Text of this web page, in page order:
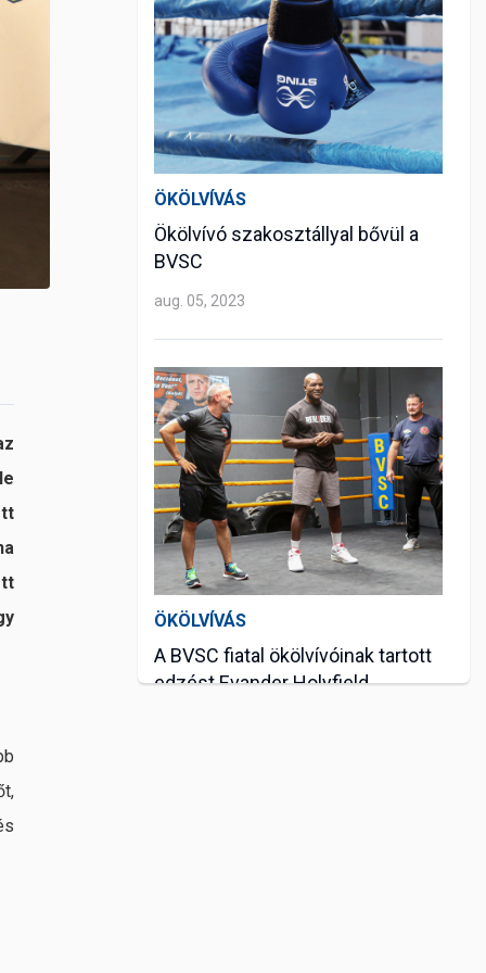
ÖKÖLVÍVÁS
Ökölvívó szakosztállyal bővül a
BVSC
aug. 05, 2023
ÖKÖLVÍVÁS
A BVSC fiatal ökölvívóinak tartott
edzést Evander Holyfield